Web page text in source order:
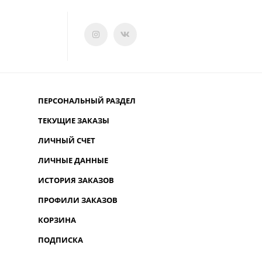
ПЕРСОНАЛЬНЫЙ РАЗДЕЛ
ТЕКУЩИЕ ЗАКАЗЫ
ЛИЧНЫЙ СЧЕТ
ЛИЧНЫЕ ДАННЫЕ
ИСТОРИЯ ЗАКАЗОВ
ПРОФИЛИ ЗАКАЗОВ
КОРЗИНА
ПОДПИСКА